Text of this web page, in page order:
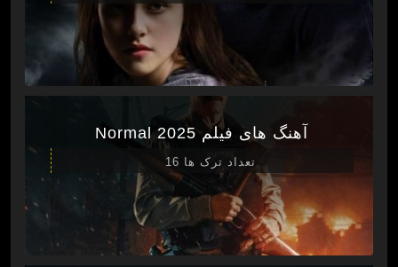
آهنگ های فیلم Normal 2025
تعداد ترک ها 16